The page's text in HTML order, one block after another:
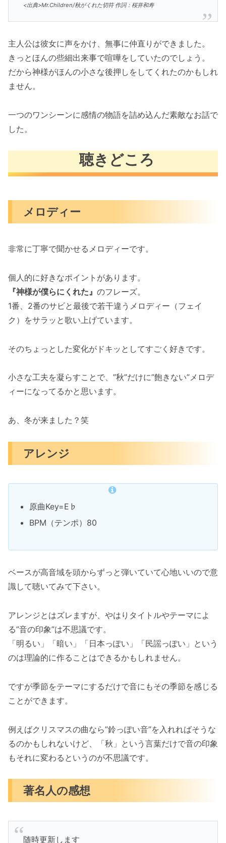
<出典>Mr.Children/秋がくれた切符 作詞：桜井和寿
主人公は彼女に声をかけ、無事に仲直りができました。
きっとほんの些細出来事で喧嘩をしていたのでしょう。
だから神様がほんの小さな後押しをしてくれたのかもしれ
ません。
一つのワンシーンに感情の物語を詰め込んだ素敵なお話で
した。
聴きどころ
メロディー
非常に丁寧で聞かせるメロディーです。
個人的に好きなポイントがあります。
『神様が僕らにくれた 』 のフレーズ。
1番、2番のサビと最後で若干違うメロディー（フェイ
ク）をサラッと歌い上げています。
そのちょっとした変化がドキッとしてすごく好きです。
小さな工夫を凝らすことで、”秋”だけに”飽きない”メロデ
ィーになってるかと思います。
あ、冬が来ました？笑
アレンジ
原曲Key=E♭
BPM（テンポ）80
ベースが高音域を頭からずっと弾いていて心地いいので意
識して聴いてみて下さい。
アレンジとはズレますが、やはりタイトルやテーマによ
る”音の印象”は不思議です。
「明るい」「暗い」「日本っぽい」「民謡っぽい」という
のは理論的に作ることはできるかもしれません。
ですが季節をテーマにするだけで音にもその季節を感じる
ことができます。
例えばクリスマスの曲なら”鈴っぽい音”を入れればそうな
るのかもしれないけど、「秋」という言葉だけで音の印象
もそれに変わるというのが不思議です。
著名人の感想
随時更新します